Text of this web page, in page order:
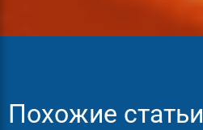
Похожие статьи